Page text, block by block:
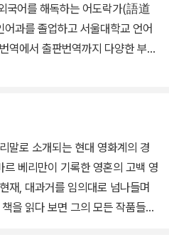
청년기에는 무대연출, 창작희곡,
한 창작활동을 펼쳤다. 46년부터
상을 받은 <한 여름밤의 미소>(19
. <제7의 봉인> 이후
의 샘>, <산딸기> 등 후속작들은
인적인 통찰력을 표현할 수 있는
격상시켰다. 베리만을 축으로 영화
국어를 해독하는 어도락가(語道
과를 졸업하고 서울대학교 언어
역에서 출판번역까지 다양한 부문
말로 소개되는 현대 영화계의 경
베리만이 기록한 영혼의 고백 영
재, 대과거를 임의대로 넘나들며
을 읽다 보면 그의 모든 작품들이